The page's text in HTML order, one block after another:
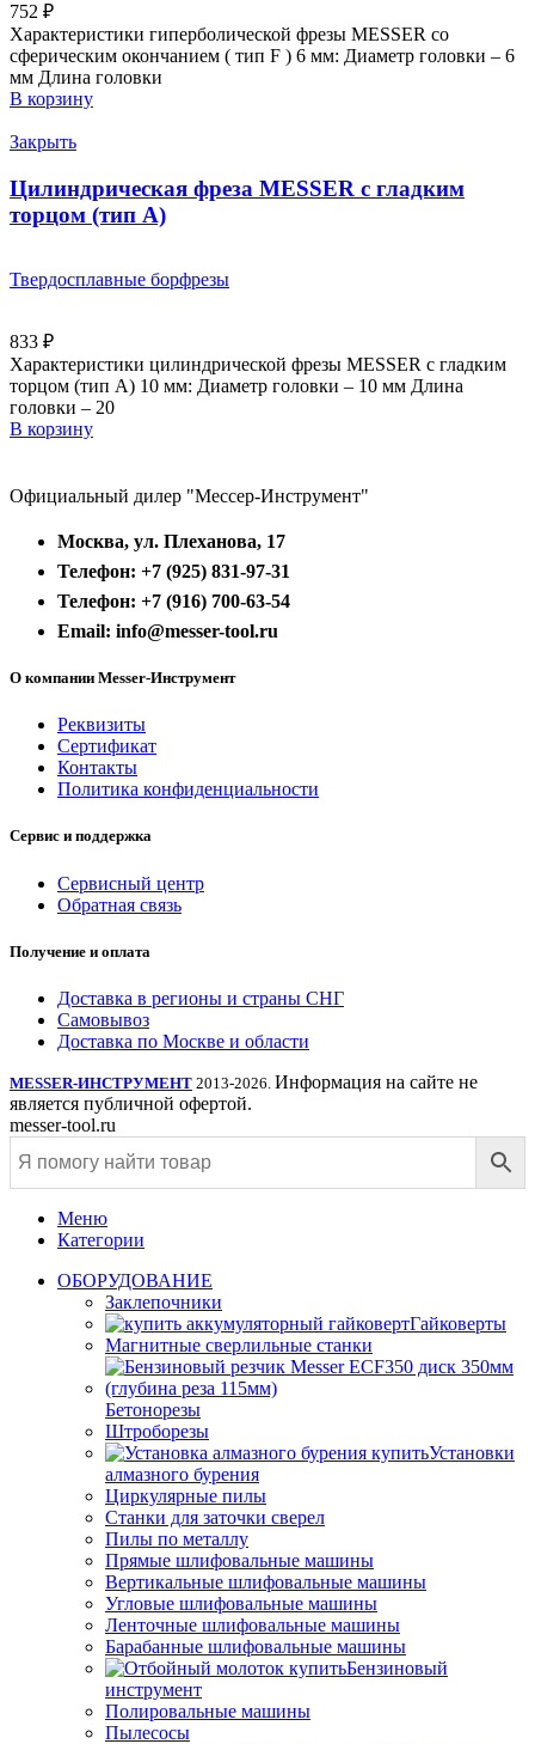
752 ₽
Характеристики гиперболической фрезы MESSER со
сферическим окончанием ( тип F ) 6 мм: Диаметр головки – 6
мм Длина головки
В корзину
Закрыть
Цилиндрическая фреза MESSER с гладким
торцом (тип A)
Твердосплавные борфрезы
833 ₽
Характеристики цилиндрической фрезы MESSER с гладким
торцом (тип А) 10 мм: Диаметр головки – 10 мм Длина
головки – 20
В корзину
Официальный дилер "Мессер-Инструмент"
Москва, ул. Плеханова, 17
Телефон: +7 (925) 831-97-31
Телефон: +7 (916) 700-63-54
Email: info@messer-tool.ru
О компании Messer-Инструмент
Реквизиты
Сертификат
Контакты
Политика конфиденциальности
Сервис и поддержка
Сервисный центр
Обратная связь
Получение и оплата
Доставка в регионы и страны СНГ
Самовывоз
Доставка по Москве и области
MESSER-ИНСТРУМЕНТ 2013-2026. Информация на сайте не
является публичной офертой.
messer-tool.ru
Меню
Категории
ОБОРУДОВАНИЕ
Заклепочники
Гайковерты
Магнитные сверлильные станки
Бетонорезы
Штроборезы
Установки
алмазного бурения
Циркулярные пилы
Станки для заточки сверел
Пилы по металлу
Прямые шлифовальные машины
Вертикальные шлифовальные машины
Угловые шлифовальные машины
Ленточные шлифовальные машины
Барабанные шлифовальные машины
Бензиновый
инструмент
Полировальные машины
Пылесосы